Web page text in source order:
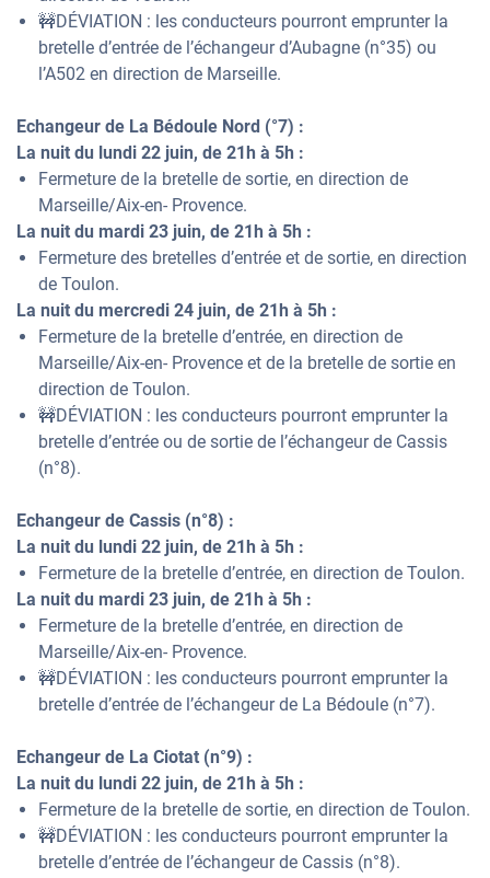
🚧DÉVIATION : les conducteurs pourront emprunter la
bretelle d’entrée de l’échangeur d’Aubagne (n°35) ou
l’A502 en direction de Marseille.
Echangeur de La Bédoule Nord (°7) :
La nuit du lundi 22 juin, de 21h à 5h :
Fermeture de la bretelle de sortie, en direction de
Marseille/Aix-en- Provence.
La nuit du mardi 23 juin, de 21h à 5h :
Fermeture des bretelles d’entrée et de sortie, en direction
de Toulon.
La nuit du mercredi 24 juin, de 21h à 5h :
Fermeture de la bretelle d’entrée, en direction de
Marseille/Aix-en- Provence et de la bretelle de sortie en
direction de Toulon.
🚧DÉVIATION : les conducteurs pourront emprunter la
bretelle d’entrée ou de sortie de l’échangeur de Cassis
(n°8).
Echangeur de Cassis (n°8) :
La nuit du lundi 22 juin, de 21h à 5h :
Fermeture de la bretelle d’entrée, en direction de Toulon.
La nuit du mardi 23 juin, de 21h à 5h :
Fermeture de la bretelle d’entrée, en direction de
Marseille/Aix-en- Provence.
🚧DÉVIATION : les conducteurs pourront emprunter la
bretelle d’entrée de l’échangeur de La Bédoule (n°7).
Echangeur de La Ciotat (n°9) :
La nuit du lundi 22 juin, de 21h à 5h :
Fermeture de la bretelle de sortie, en direction de Toulon.
🚧DÉVIATION : les conducteurs pourront emprunter la
bretelle d’entrée de l’échangeur de Cassis (n°8).